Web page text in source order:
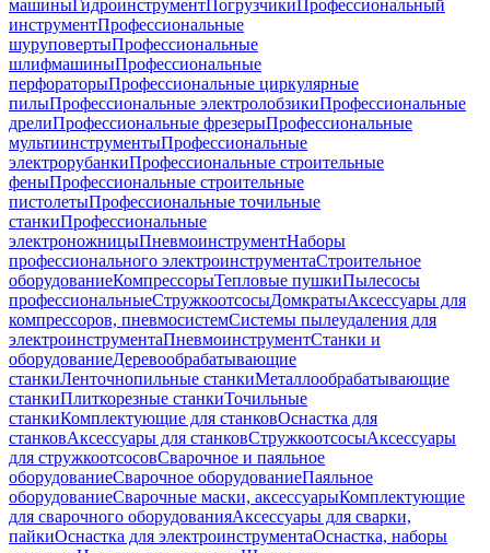
машиныГидроинструментПогрузчикиПрофессиональный
инструментПрофессиональные
шуруповертыПрофессиональные
шлифмашиныПрофессиональные
перфораторыПрофессиональные циркулярные
пилыПрофессиональные электролобзикиПрофессиональные
дрелиПрофессиональные фрезерыПрофессиональные
мультиинструментыПрофессиональные
электрорубанкиПрофессиональные строительные
феныПрофессиональные строительные
пистолетыПрофессиональные точильные
станкиПрофессиональные
электроножницыПневмоинструментНаборы
профессионального электроинструментаСтроительное
оборудованиеКомпрессорыТепловые пушкиПылесосы
профессиональныеСтружкоотсосыДомкратыАксессуары для
компрессоров, пневмосистемСистемы пылеудаления для
электроинструментаПневмоинструментСтанки и
оборудованиеДеревообрабатывающие
станкиЛенточнопильные станкиМеталлообрабатывающие
станкиПлиткорезные станкиТочильные
станкиКомплектующие для станковОснастка для
станковАксессуары для станковСтружкоотсосыАксессуары
для стружкоотсосовСварочное и паяльное
оборудованиеСварочное оборудованиеПаяльное
оборудованиеСварочные маски, аксессуарыКомплектующие
для сварочного оборудованияАксессуары для сварки,
пайкиОснастка для электроинструментаОснастка, наборы